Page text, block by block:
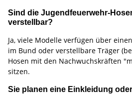
Sind die Jugendfeuerwehr-
verstellbar?
Ja, viele Modelle verfügen über
im Bund oder verstellbare Träger
Hosen mit den Nachwuchskräften
sitzen.
Sie planen eine Einkleidung